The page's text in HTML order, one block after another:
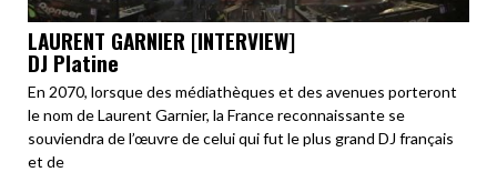
LAURENT GARNIER [INTERVIEW]
DJ Platine
En 2070, lorsque des médiathèques et des avenues porteront
le nom de Laurent Garnier, la France reconnaissante se
souviendra de l’œuvre de celui qui fut le plus grand DJ français
et de